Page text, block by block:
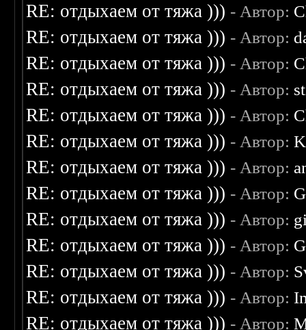
RE: отдыхаем от тяжа ))) - Автор:
RE: отдыхаем от тяжа ))) - Автор:
RE: отдыхаем от тяжа ))) - Автор:
RE: отдыхаем от тяжа ))) - Автор:
RE: отдыхаем от тяжа ))) - Автор:
RE: отдыхаем от тяжа ))) - Автор:
RE: отдыхаем от тяжа ))) - Автор:
RE: отдыхаем от тяжа ))) - Автор:
RE: отдыхаем от тяжа ))) - Автор:
RE: отдыхаем от тяжа ))) - Автор:
RE: отдыхаем от тяжа ))) - Автор:
RE: отдыхаем от тяжа ))) - Автор:
RE: отдыхаем от тяжа ))) - Автор: